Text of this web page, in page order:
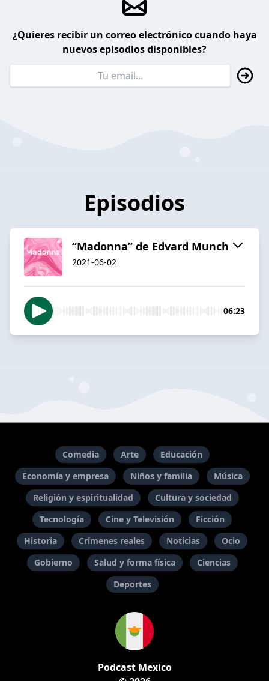
¿Quieres recibir un correo electrónico cuando haya
nuevos episodios disponibles?
Episodios
“Madonna” de Edvard Munch
2021-06-02
06:23
Comedia Arte
Educación
Economía y empresa
Niños y familia
Música
Religión y espiritualidad
Cultura y sociedad
Tecnología
Cine y Televisión
Ficción
Historia
Crímenes reales Noticias
Ocio
Gobierno
Salud y forma física
Ciencias
Deportes
Podcast Mexico